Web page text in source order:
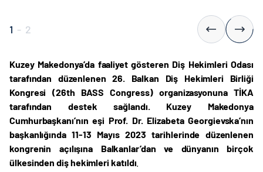
1 - 2
Kuzey Makedonya’da faaliyet gösteren Diş Hekimleri Odası
tarafından düzenlenen 26. Balkan Diş Hekimleri Birliği
Kongresi (26th BASS Congress) organizasyonuna TİKA
tarafından destek sağlandı. Kuzey Makedonya
Cumhurbaşkanı’nın eşi Prof. Dr. Elizabeta Georgievska’nın
başkanlığında 11-13 Mayıs 2023 tarihlerinde düzenlenen
kongrenin açılışına Balkanlar’dan ve dünyanın birçok
ülkesinden diş hekimleri katıldı